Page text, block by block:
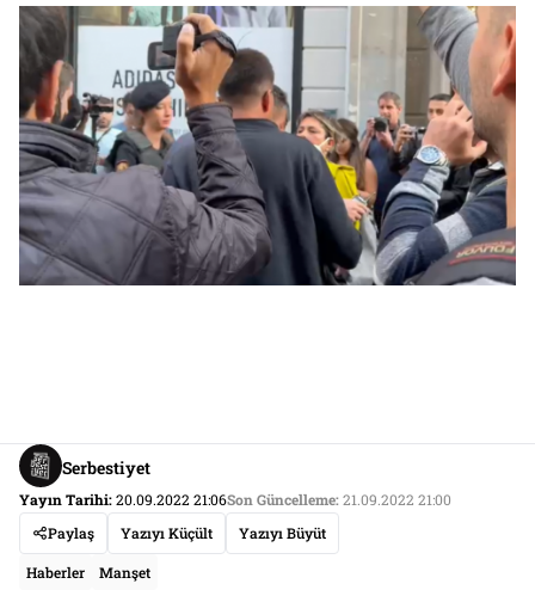
Serbestiyet
Yayın Tarihi:20.09.2022 21:06Son Güncelleme:21.09.2022 21:00
Paylaş
Yazıyı Küçült Yazıyı Büyüt
Haberler Manşet